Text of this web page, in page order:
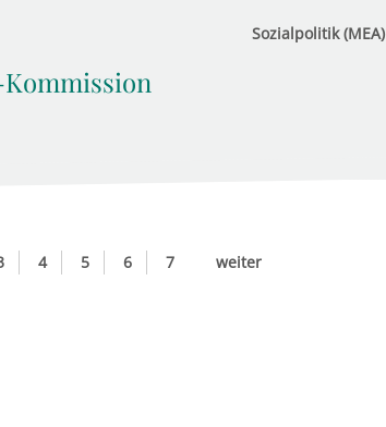
Sozialpolitik (MEA)
4 5 6 7 weiter